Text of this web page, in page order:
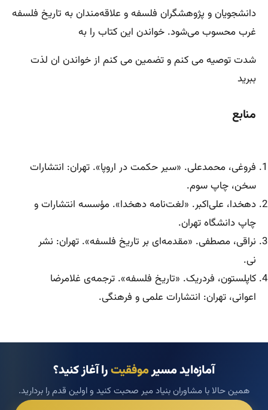
دانشجویان و پژوهشگران فلسفه و علاقه‌مندان به تاریخ فلسفه
غرب محسوب می‌شود. خواندن این کتاب را به
شدت توصیه می کنم و تضمین می کنم از خواندن ان لذت
ببرید
منابع
فروغی، محمدعلی. «سیر حکمت در اروپا». تهران: انتشارات
سخن، چاپ سوم.
دهخدا، علی‌اکبر. «لغت‌نامه دهخدا». مؤسسه انتشارات و
چاپ دانشگاه تهران.
نراقی، مصطفی. «مقدمه‌ای بر تاریخ فلسفه». تهران: نشر
نی.
کاپلستون، فردریک. «تاریخ فلسفه». ترجمه‌ی غلامرضا
اعوانی، تهران: انتشارات علمی و فرهنگی.
آمازه‌اید مسیرموفقیترا آغاز کنید؟
همین حالا با مشاوران بنیاد میر صحبت کنید و اولین قدم را بردارید.